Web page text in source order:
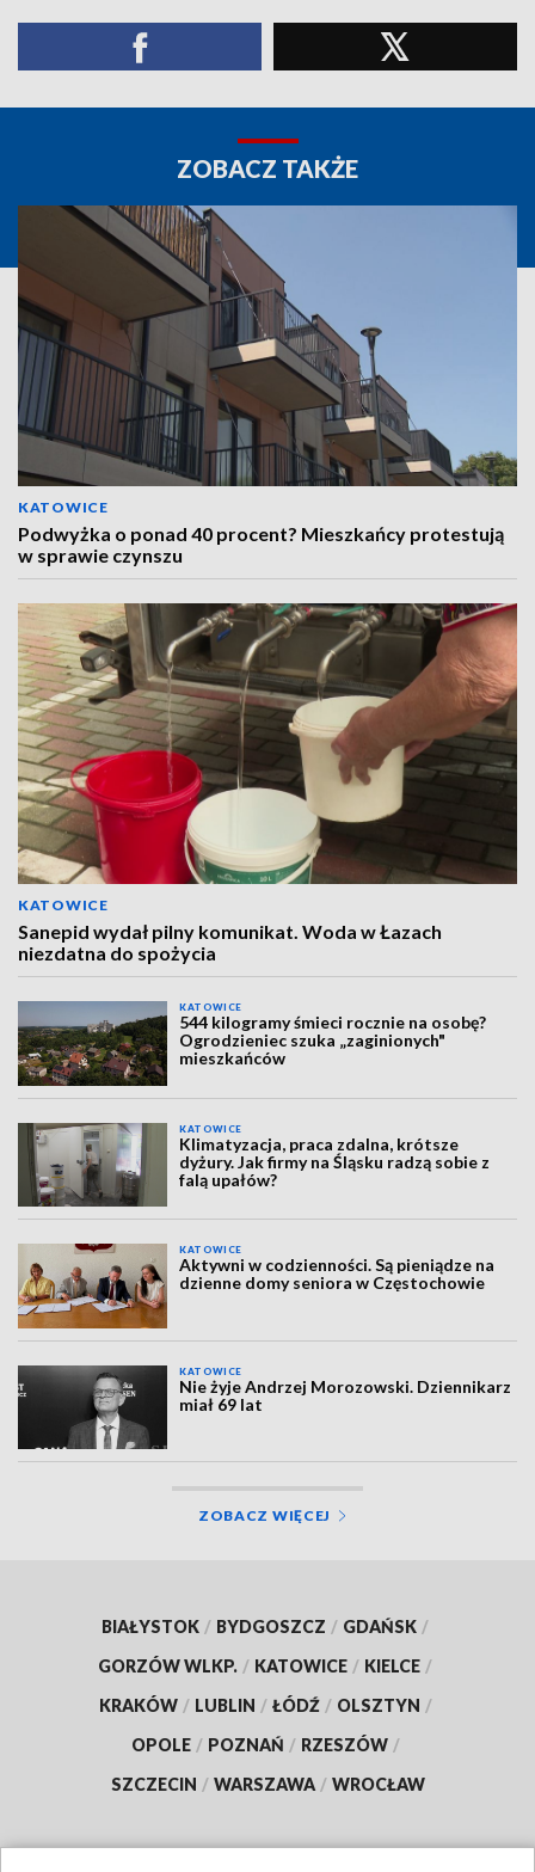
ZOBACZ TAKŻE
KATOWICE
Podwyżka o ponad 40 procent? Mieszkańcy protestują
w sprawie czynszu
KATOWICE
Sanepid wydał pilny komunikat. Woda w Łazach
niezdatna do spożycia
KATOWICE
544 kilogramy śmieci rocznie na osobę?
Ogrodzieniec szuka „zaginionych"
mieszkańców
KATOWICE
Klimatyzacja, praca zdalna, krótsze
dyżury. Jak firmy na Śląsku radzą sobie z
falą upałów?
KATOWICE
Aktywni w codzienności. Są pieniądze na
dzienne domy seniora w Częstochowie
KATOWICE
Nie żyje Andrzej Morozowski. Dziennikarz
miał 69 lat
ZOBACZ WIĘCEJ
BIAŁYSTOK / BYDGOSZCZ / GDAŃSK /
GORZÓW WLKP. / KATOWICE / KIELCE /
KRAKÓW / LUBLIN / ŁÓDŹ / OLSZTYN /
OPOLE / POZNAŃ / RZESZÓW /
SZCZECIN / WARSZAWA / WROCŁAW